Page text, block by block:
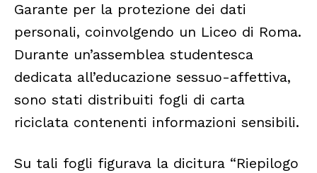
Garante per la protezione dei dati
personali, coinvolgendo un Liceo di Roma.
Durante un’assemblea studentesca
dedicata all’educazione sessuo-affettiva,
sono stati distribuiti fogli di carta
riciclata contenenti informazioni sensibili.
Su tali fogli figurava la dicitura “Riepilogo